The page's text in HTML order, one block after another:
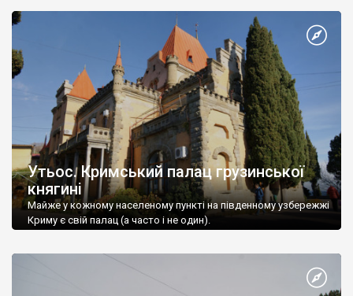
Утьос. Кримський палац грузинської
княгині
Майже у кожному населеному пункті на південному узбережжі
Криму є свій палац (а часто і не один).